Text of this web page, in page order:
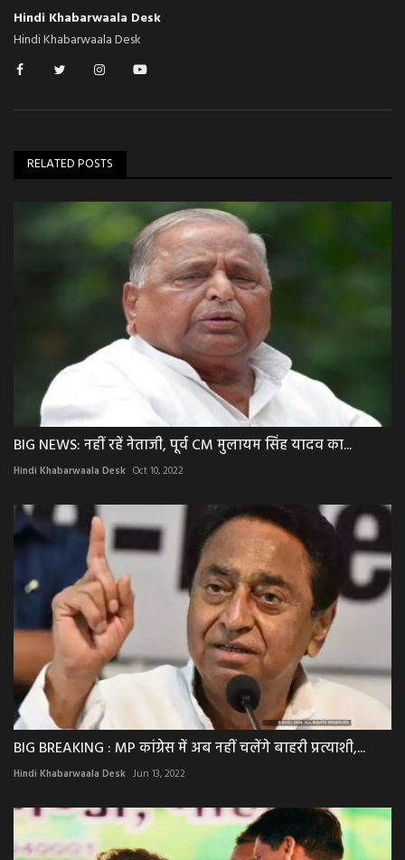
Hindi Khabarwaala Desk
Hindi Khabarwaala Desk
RELATED POSTS
BIG NEWS: नहीं रहें नेताजी, पूर्व CM मुलायम सिंह यादव का...
Hindi Khabarwaala Desk Oct 10, 2022
BIG BREAKING : MP कांग्रेस में अब नहीं चलेंगे बाहरी प्रत्याशी,...
Hindi Khabarwaala Desk Jun 13, 2022